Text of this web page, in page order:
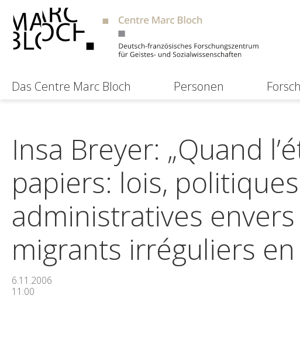
Das Centre Marc Bloch Personen
Insa Breyer: „Quand
papiers: lois,
administratives
migrants irréguliers
6.11.2006
11:00